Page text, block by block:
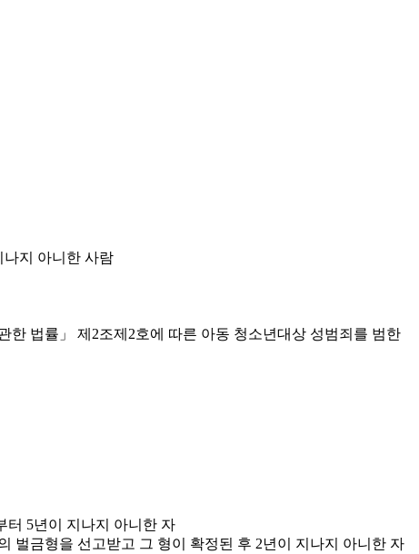
나지 아니한 사람
법률」 제2조제2호에 따른 아동 청소년대상 성범죄를 범한
터 5년이 지나지 아니한 자
벌금형을 선고받고 그 형이 확정된 후 2년이 지나지 아니한 자